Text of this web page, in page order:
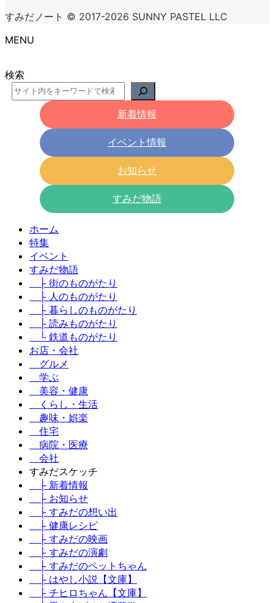
すみだノート © 2017-2026 SUNNY PASTEL LLC
MENU
検索
新着情報
イベント情報
お知らせ
すみだ物語
ホーム
特集
イベント
すみだ物語
├ 街のものがたり
├ 人のものがたり
├ 暮らしのものがたり
├ 読みものがたり
└ 鉄道ものがたり
お店・会社
グルメ
学ぶ
美容・健康
くらし・生活
趣味・娯楽
住宅
病院・医療
会社
すみだスケッチ
├ 新着情報
├ お知らせ
├ すみだの想い出
├ 健康レシピ
├ すみだの映画
├ すみだの演劇
├ すみだのペットちゃん
├ はやし小説【文庫】
├ チヒロちゃん【文庫】